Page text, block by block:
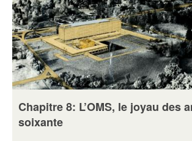
Chapitre 8: L’OMS, le joyau des
soixante